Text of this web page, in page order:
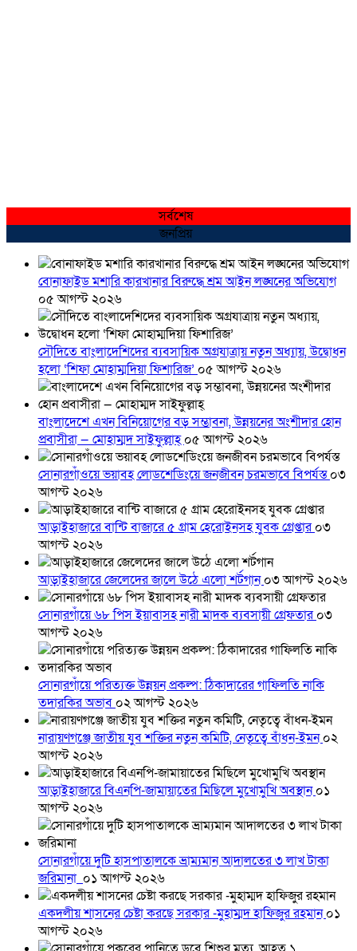
সর্বশেষ
জনপ্রিয়
বোনাফাইড মশারি কারখানার বিরুদ্ধে শ্রম আইন লঙ্ঘনের অভিযোগ
০৫ আগস্ট ২০২৬
সৌদিতে বাংলাদেশিদের ব্যবসায়িক অগ্রযাত্রায় নতুন অধ্যায়, উদ্বোধন
হলো ‘শিফা মোহাম্মদিয়া ফিশারিজ’ ০৫ আগস্ট ২০২৬
বাংলাদেশে এখন বিনিয়োগের বড় সম্ভাবনা, উন্নয়নের অংশীদার হোন
প্রবাসীরা — মোহাম্মদ সাইফুল্লাহ্০৫ আগস্ট ২০২৬
সোনারগাঁওয়ে ভয়াবহ লোডশেডিংয়ে জনজীবন চরমভাবে বিপর্যস্ত০৩
আগস্ট ২০২৬
আড়াইহাজারে বান্টি বাজারে ৫ গ্রাম হেরোইনসহ যুবক গ্রেপ্তার০৩
আগস্ট ২০২৬
আড়াইহাজারে জেলেদের জালে উঠে এলো শর্টগান০৩ আগস্ট ২০২৬
সোনারগাঁয়ে ৬৮ পিস ইয়াবাসহ নারী মাদক ব্যবসায়ী গ্রেফতার০৩
আগস্ট ২০২৬
সোনারগাঁয়ে পরিত্যক্ত উন্নয়ন প্রকল্প: ঠিকাদারের গাফিলতি নাকি
তদারকির অভাব ০২ আগস্ট ২০২৬
নারায়ণগঞ্জে জাতীয় যুব শক্তির নতুন কমিটি, নেতৃত্বে বাঁধন-ইমন০২
আগস্ট ২০২৬
আড়াইহাজারে বিএনপি-জামায়াতের মিছিলে মুখোমুখি অবস্থান০১
আগস্ট ২০২৬
সোনারগাঁয়ে দুটি হাসপাতালকে ভ্রাম্যমান আদালতের ৩ লাখ টাকা
জরিমানা ০১ আগস্ট ২০২৬
একদলীয় শাসনের চেষ্টা করছে সরকার -মুহাম্মদ হাফিজুর রহমান০১
আগস্ট ২০২৬